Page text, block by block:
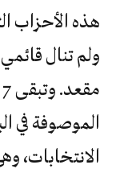
هذه الأحزاب
ولم تنال
الانتخابات،